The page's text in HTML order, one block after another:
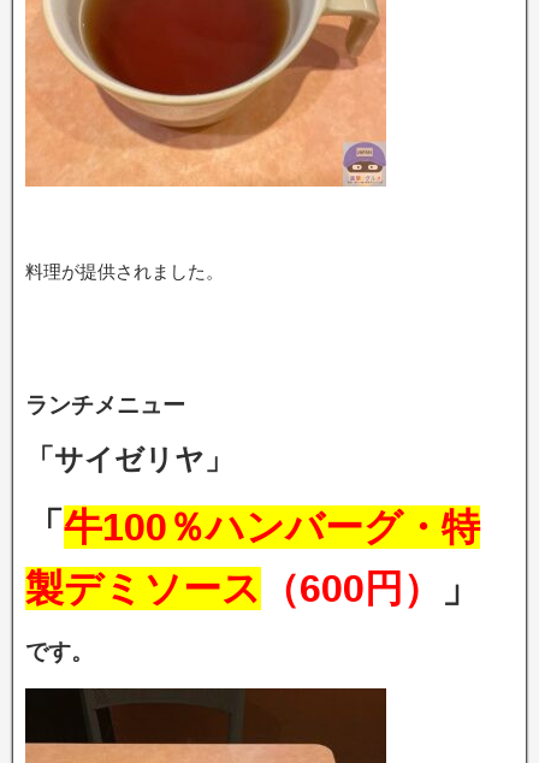
料理が提供されました。
ランチメニュー
「サイゼリヤ」
「 牛100％ハンバーグ・特
製デミソース （600円） 」
です。